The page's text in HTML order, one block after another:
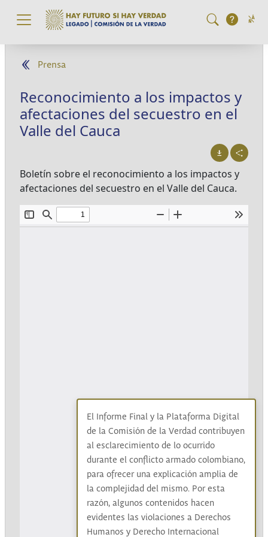
Pasar al contenido principal
Prensa
Reconocimiento a los impactos y
afectaciones del secuestro en el
Valle del Cauca
Boletín sobre el reconocimiento a los impactos y
afectaciones del secuestro en el Valle del Cauca.
El Informe Final y la Plataforma Digital
de la Comisión de la Verdad contribuyen
al esclarecimiento de lo ocurrido
durante el conflicto armado colombiano,
para ofrecer una explicación amplia de
la complejidad del mismo. Por esta
razón, algunos contenidos hacen
evidentes las violaciones a Derechos
Humanos y Derecho Internacional